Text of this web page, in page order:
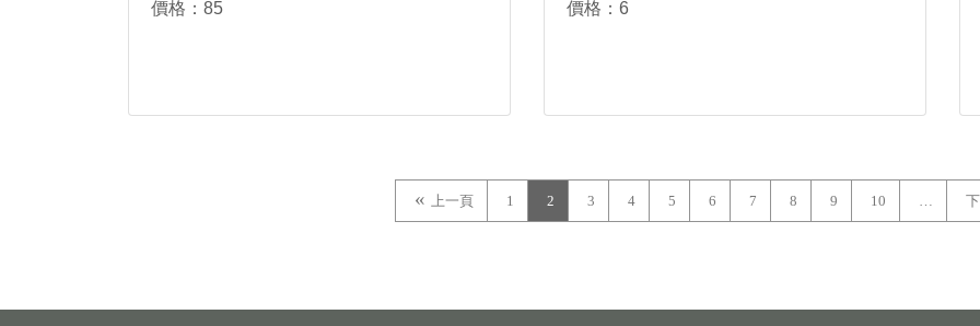
價格：85
價格：6
上一頁 1 2 3 4 5 6 7 8 9 10 …